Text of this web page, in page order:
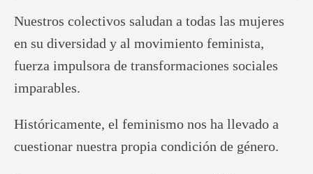
Nuestros colectivos saludan a todas las mujeres
en su diversidad y al movimiento feminista,
fuerza impulsora de transformaciones sociales
imparables.
Históricamente, el feminismo nos ha llevado a
cuestionar nuestra propia condición de género.